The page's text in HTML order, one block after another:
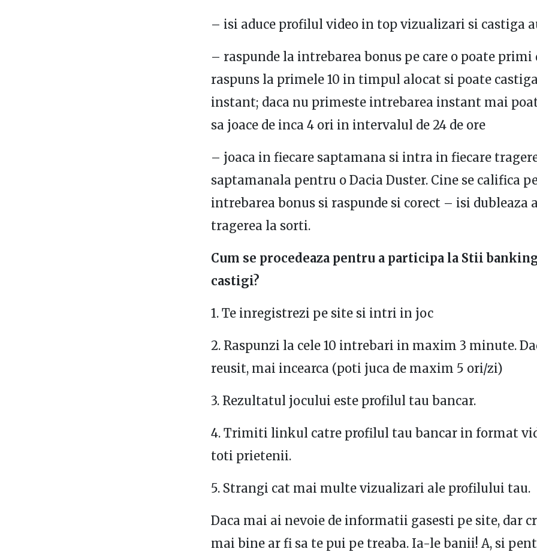
– isi aduce profilul video in top vizualizari si castiga
– raspunde la intrebarea bonus pe care o poate primi
raspuns la primele 10 in timpul alocat si poate
instant; daca nu primeste intrebarea instant mai
sa joace de inca 4 ori in intervalul de 24 de ore
– joaca in fiecare saptamana si intra in fiecare
saptamanala pentru o Dacia Duster. Cine se califica
intrebarea bonus si raspunde si corect – isi dubleaza
tragerea la sorti.
Cum se procedeaza pentru a participa la Stii
castigi?
1. Te inregistrezi pe site si intri in joc
2. Raspunzi la cele 10 intrebari in maxim 3 minute.
reusit, mai incearca (poti juca de maxim 5 ori/zi)
3. Rezultatul jocului este profilul tau bancar.
4. Trimiti linkul catre profilul tau bancar in format
toti prietenii.
5. Strangi cat mai multe vizualizari ale profilului tau.
Daca mai ai nevoie de informatii gasesti pe site, dar
mai bine ar fi sa te pui pe treaba. Ia-le banii! A, si